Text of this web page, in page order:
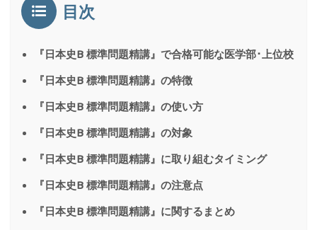
目次
『日本史B 標準問題精講』で合格可能な医学部･上位校
『日本史B 標準問題精講』の特徴
『日本史B 標準問題精講』の使い方
『日本史B 標準問題精講』の対象
『日本史B 標準問題精講』に取り組むタイミング
『日本史B 標準問題精講』の注意点
『日本史B 標準問題精講』に関するまとめ